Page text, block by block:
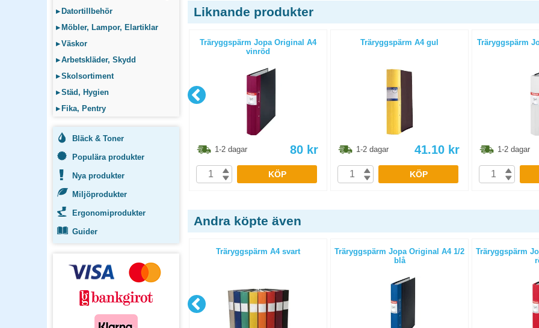
▸ Datortillbehör
▸ Möbler, Lampor, Elartiklar
▸Väskor
▸Arbetskläder, Skydd
▸Skolsortiment
▸Städ, Hygien
▸ Fika, Pentry
Bläck & Toner
Populära produkter
Nya produkter
Miljöprodukter
Ergonomiprodukter
Guider
Liknande produkter
Träryggspärm Jopa Original A4
Träryggspärm Jopa Original A4
vinröd
1-2 dagar 80 kr
KÖP
Träryggspärm A4 gul
1-2 dagar 41.10 kr
KÖP
Träryggspärm
1-2 dagar
Andra köpte även
Träryggspärm A4 svart
Träryggspärm Jopa Original A4 1/2
blå
Träryggspärm